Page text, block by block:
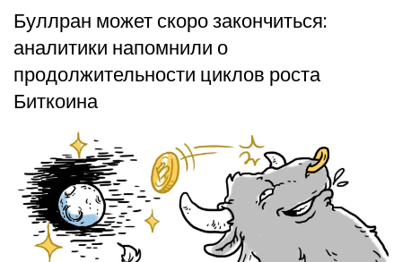
Буллран может скоро закончиться:
аналитики напомнили о
продолжительности циклов роста
Биткоина